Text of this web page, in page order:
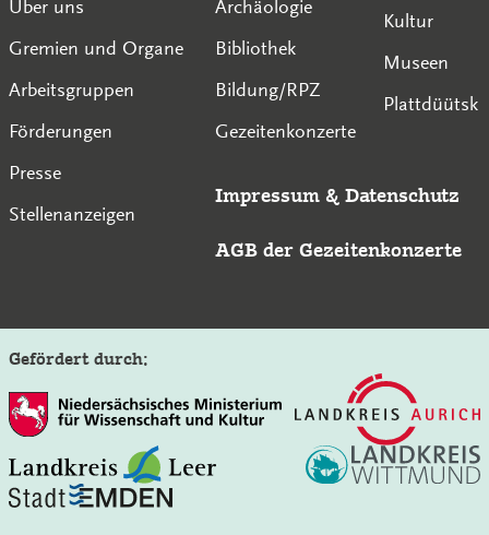
Über uns
Gremien und Organe
Arbeitsgruppen
Förderungen
Presse
Stellenanzeigen
Archäologie
Bibliothek
Bildung/RPZ
Gezeitenkonzerte
Kultur
Museen
Plattdüütsk
Impressum & Datenschutz
AGB der Gezeitenkonzerte
Gefördert durch:
Auf der Seite der Gezeitenkonzerte suchen: